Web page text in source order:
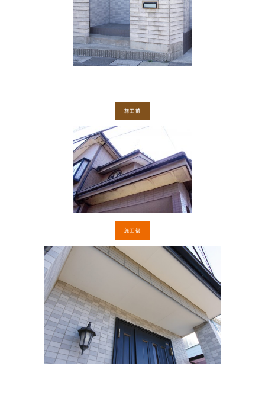
施工前
施工後